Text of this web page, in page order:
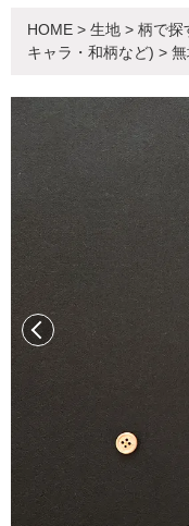
HOME > 生地 > 柄で探
キャラ・和柄など) >
前へ